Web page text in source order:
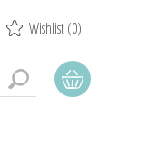
Wishlist(0)